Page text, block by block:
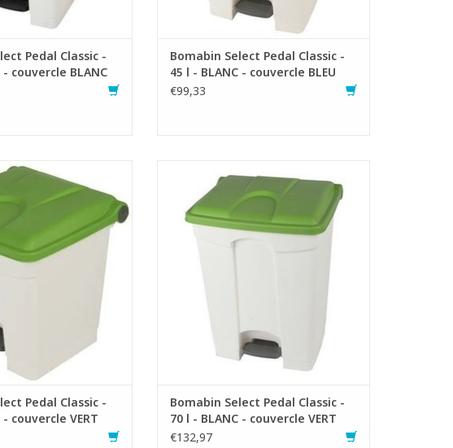
Pedal Classic -
- couvercle BLANC
Bomabin Select Pedal Classic -
45 l - BLANC - couvercle BLEU
€99,33
en polypropylène
aux chocs
large et confortable
se refermant et se
maintient les odeurs
l''intérieur de la poubelle.
de pédale robuste
AU PANIER
Pedal Classic -
- couvercle VERT
aux chocs
- Ouverture large et confortable
- Le couvercle se refermant
hermétiquement et se chevauchant
Bomabin Select Pedal Classic -
70 l - BLANC - couvercle VERT
€132,97